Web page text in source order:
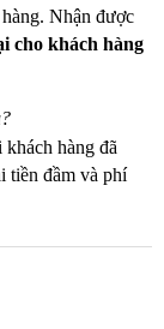
Nhận được
cho khách hàng
hàng đã
tiền đầm và phí